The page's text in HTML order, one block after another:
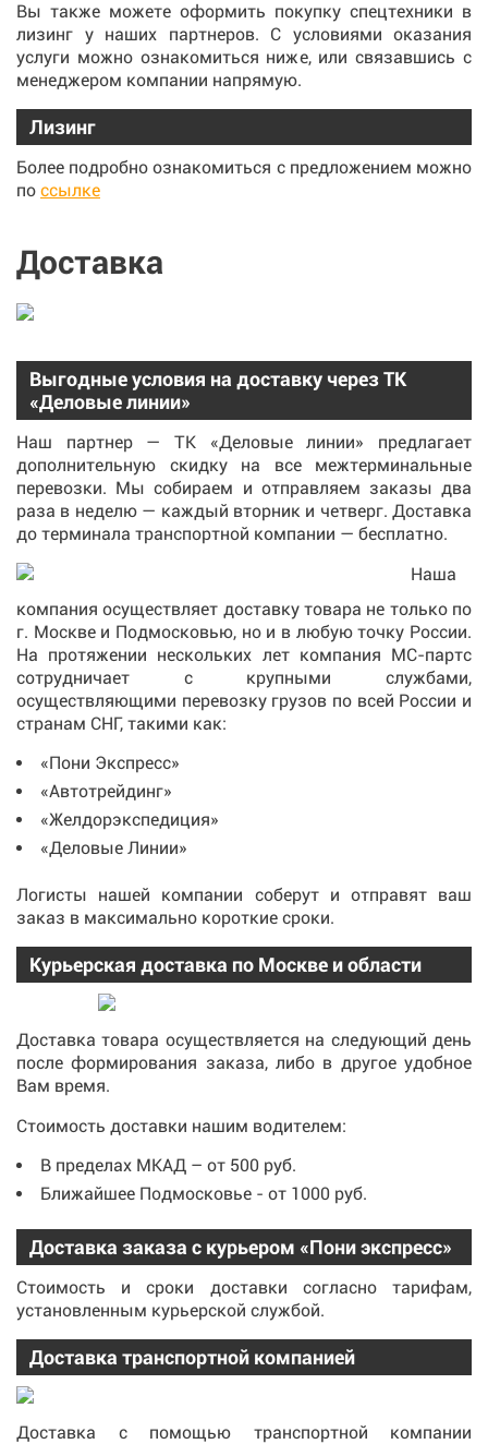
Вы также можете оформить покупку спецтехники в
лизинг у наших партнеров. С условиями оказания
услуги можно ознакомиться ниже, или связавшись с
менеджером компании напрямую.
Лизинг
Более подробно ознакомиться с предложением можно
по ссылке
Доставка
Выгодные условия на доставку через ТК
«Деловые линии»
Наш партнер — ТК «Деловые линии» предлагает
дополнительную скидку на все межтерминальные
перевозки. Мы собираем и отправляем заказы два
раза в неделю — каждый вторник и четверг. Доставка
до терминала транспортной компании — бесплатно.
Наша
компания осуществляет доставку товара не только по
г. Москве и Подмосковью, но и в любую точку России.
На протяжении нескольких лет компания МС-партс
сотрудничает с крупными службами,
осуществляющими перевозку грузов по всей России и
странам СНГ, такими как:
«Пони Экспресс»
«Автотрейдинг»
«Желдорэкспедиция»
«Деловые Линии»
Логисты нашей компании соберут и отправят ваш
заказ в максимально короткие сроки.
Курьерская доставка по Москве и области
Доставка товара осуществляется на следующий день
после формирования заказа, либо в другое удобное
Вам время.
Стоимость доставки нашим водителем:
В пределах МКАД – от 500 руб.
Ближайшее Подмосковье - от 1000 руб.
Доставка заказа с курьером «Пони экспресс»
Стоимость и сроки доставки согласно тарифам,
установленным курьерской службой.
Доставка транспортной компанией
Доставка с помощью транспортной компании